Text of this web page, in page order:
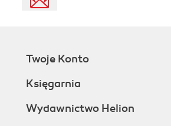
Twoje Konto
Księgarnia
Wydawnictwo Helion